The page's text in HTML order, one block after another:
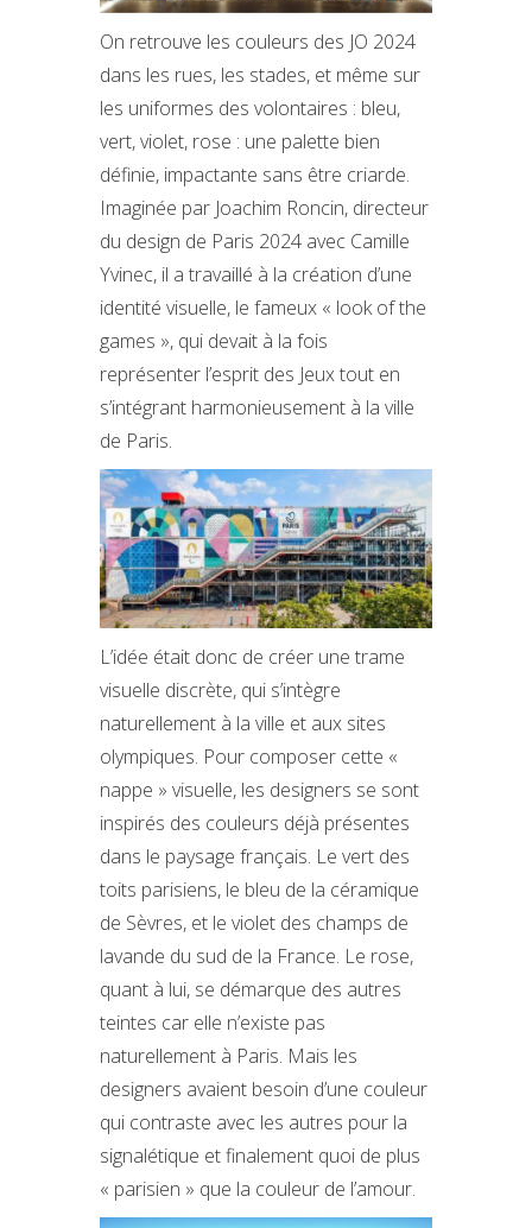
On retrouve les couleurs des JO 2024
dans les rues, les stades, et même sur
les uniformes des volontaires : bleu,
vert, violet, rose : une palette bien
définie, impactante sans être criarde.
Imaginée par Joachim Roncin, directeur
du design de Paris 2024 avec Camille
Yvinec, il a travaillé à la création d’une
identité visuelle, le fameux « look of the
games », qui devait à la fois
représenter l’esprit des Jeux tout en
s’intégrant harmonieusement à la ville
de Paris.
L’idée était donc de créer une trame
visuelle discrète, qui s’intègre
naturellement à la ville et aux sites
olympiques. Pour composer cette «
nappe » visuelle, les designers se sont
inspirés des couleurs déjà présentes
dans le paysage français. Le vert des
toits parisiens, le bleu de la céramique
de Sèvres, et le violet des champs de
lavande du sud de la France. Le rose,
quant à lui, se démarque des autres
teintes car elle n’existe pas
naturellement à Paris. Mais les
designers avaient besoin d’une couleur
qui contraste avec les autres pour la
signalétique et finalement quoi de plus
« parisien » que la couleur de l’amour.